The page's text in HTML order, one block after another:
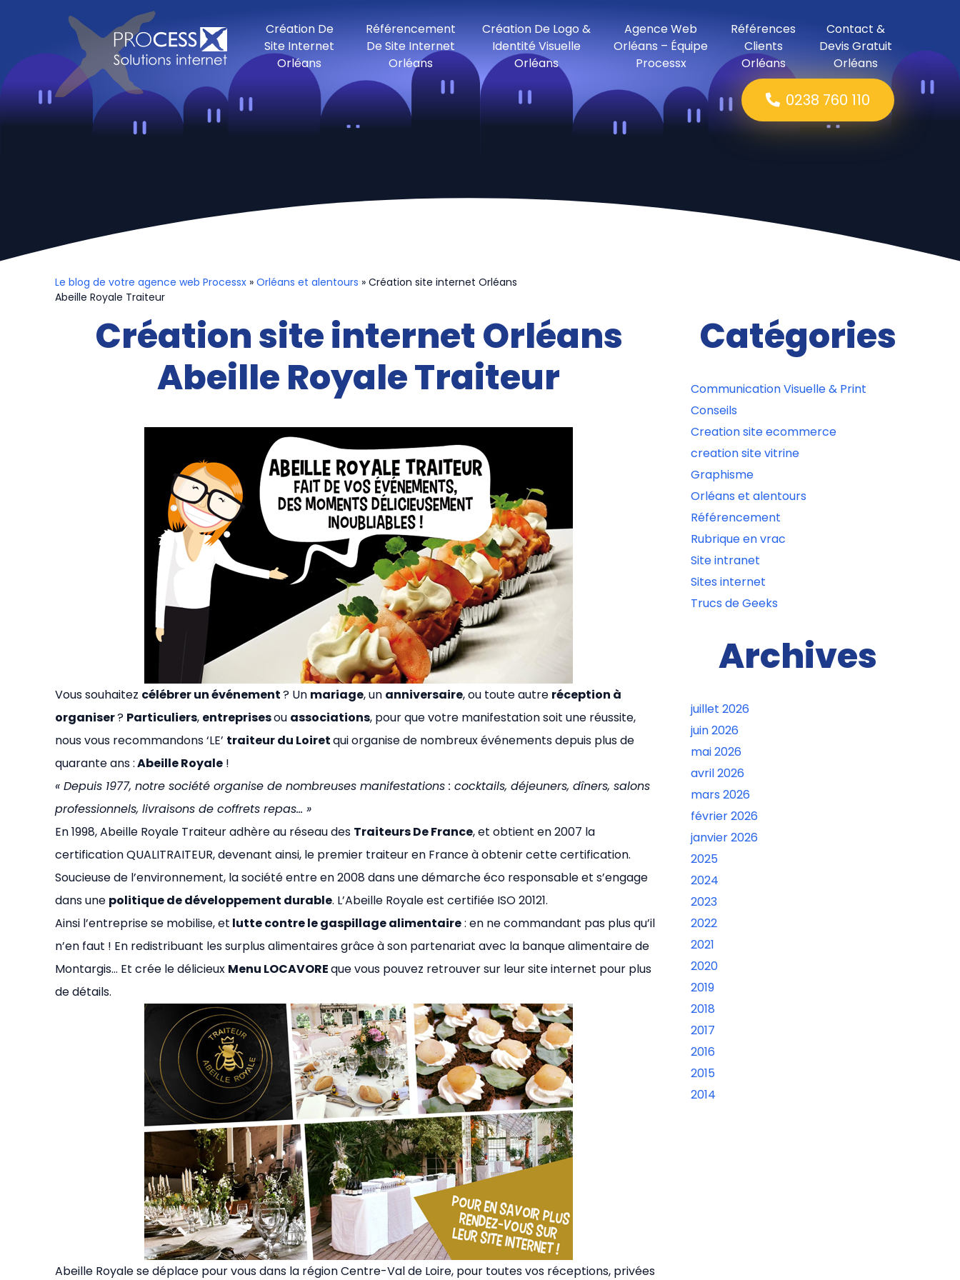
Création De
Site Internet
Orléans
Référencement
De Site Internet
Orléans
Création De Logo &
Identité Visuelle
Orléans
Agence Web
Orléans – Équipe
Processx
Références
Clients
Orléans
Contact &
Devis Gratuit
Orléans
0238 760 110
Le blog de votre agence web Processx » Orléans et alentours » Création site internet Orléans
Abeille Royale Traiteur
Création site internet Orléans
Abeille Royale Traiteur
Vous souhaitez célébrer un événement? Un mariage, un anniversaire, ou toute autre réception à
organiser? Particuliers, entreprisesou associations, pour que votre manifestation soit une réussite,
nous vous recommandons ‘LE’ traiteur du Loiretqui organise de nombreux événements depuis plus de
quarante ans :Abeille Royale !
« Depuis 1977, notre société organise de nombreuses manifestations : cocktails, déjeuners, dîners, salons
professionnels, livraisons de coffrets repas… »
En 1998, Abeille Royale Traiteur adhère au réseau des Traiteurs De France, et obtient en 2007 la
certification QUALITRAITEUR, devenant ainsi, le premier traiteur en France à obtenir cette certification.
Soucieuse de l’environnement, la société entre en 2008 dans une démarche éco responsable et s’engage
dans une politique de développement durable. L’Abeille Royale est certifiée ISO 20121.
Ainsi l’entreprise se mobilise, et lutte contre le gaspillage alimentaire: en ne commandant pas plus qu’il
n’en faut ! En redistribuant les surplus alimentaires grâce à son partenariat avec la banque alimentaire de
Montargis… Et crée le délicieux Menu LOCAVOREque vous pouvez retrouver sur leur site internet pour plus
de détails.
Abeille Royale se déplace pour vous dans la région Centre-Val de Loire, pour toutes vos réceptions, privées
Catégories
Communication Visuelle & Print
Conseils
Creation site ecommerce
creation site vitrine
Graphisme
Orléans et alentours
Référencement
Rubrique en vrac
Site intranet
Sites internet
Trucs de Geeks
Archives
juillet 2026
juin 2026
mai 2026
avril 2026
mars 2026
février 2026
janvier 2026
2025
2024
2023
2022
2021
2020
2019
2018
2017
2016
2015
2014